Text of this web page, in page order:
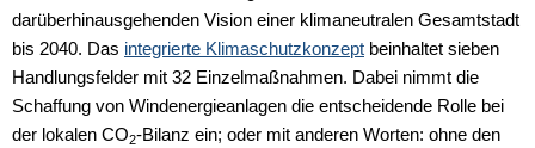
darüberhinausgehenden Vision einer klimaneutralen Gesamtstadt
bis 2040. Das integrierte Klimaschutzkonzept beinhaltet sieben
Handlungsfelder mit 32 Einzelmaßnahmen. Dabei nimmt die
Schaffung von Windenergieanlagen die entscheidende Rolle bei
der lokalen CO2-Bilanz ein; oder mit anderen Worten: ohne den